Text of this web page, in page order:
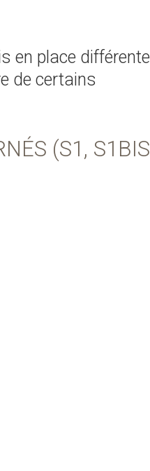
en place
de certains
(S1,